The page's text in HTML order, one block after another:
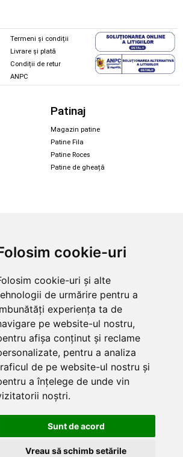
cookie-uri
cookie-uri și alte
de urmărire pentru a
experiența ta de
pe website-ul nostru,
afișa conținut și reclame
pentru a analiza
de pe website-ul nostru și
a înțelege de unde vin
noștri.
Sunt de acord
Vreau să schimb setările
Termeni și condiții
Livrare și plată
Condiții de retur
ANPC
Patinaj
Magazin patine
Patine Fila
Patine Roces
Patine de gheață
Echipament snowboard
Skate & longboard
Santa Cruz
Enuff Skateboards
Diverse
Cum aleg rolele
Cum aleg ochelarii
Ochelari de soare Oakley
Ochelari de soare Alpina